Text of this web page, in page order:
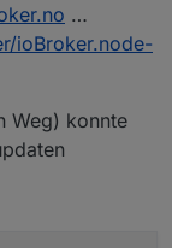
…
ioBroker.node-
Weg) konnte